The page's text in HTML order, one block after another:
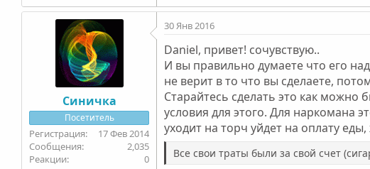
Синичка
Посетитель
17 Фев 2014
2,035
0
30 Янв 2016
Daniel, привет! сочувствую..
И вы правильно думаете что его
не верит в то что вы сделаете,
Старайтесь сделать это как можно
условия для этого. Для наркомана
уходит на торч уйдет на оплату
Все свои траты были за свой счет